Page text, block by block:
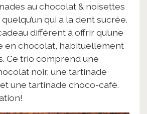
au chocolat & noisettes
qui a la dent sucrée.
différent à offrir qu’une
en chocolat, habituellement
Ce trio comprend une
noir, une tartinade
une tartinade choco-café.